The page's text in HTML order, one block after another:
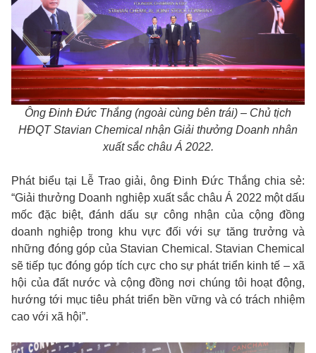
Ông Đinh Đức Thắng (ngoài cùng bên trái) – Chủ tịch
HĐQT Stavian Chemical nhận Giải thưởng Doanh nhân
xuất sắc châu Á 2022.
Phát biểu tại Lễ Trao giải, ông Đinh Đức Thắng chia sẻ:
“Giải thưởng Doanh nghiệp xuất sắc châu Á 2022 một dấu
mốc đặc biệt, đánh dấu sự công nhận của cộng đồng
doanh nghiệp trong khu vực đối với sự tăng trưởng và
những đóng góp của Stavian Chemical. Stavian Chemical
sẽ tiếp tục đóng góp tích cực cho sự phát triển kinh tế – xã
hội của đất nước và cộng đồng nơi chúng tôi hoạt động,
hướng tới mục tiêu phát triển bền vững và có trách nhiệm
cao với xã hội”.